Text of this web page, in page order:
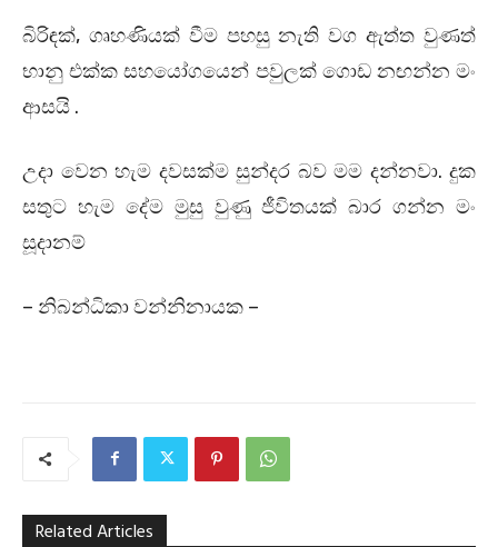
බිරිඳක්, ගෘහණියක් වීම පහසු නැති වග ඇත්ත වුණත්
භානු එක්ක සහයෝගයෙන් පවුලක් ගොඩ නඟන්න මං
ආසයි .
උදා වෙන හැම දවසක්ම සුන්දර බව මම දන්නවා. දුක
සතුට හැම දේම මුසු වුණු ජීවිතයක් බාර ගන්න මං
සූදානම්
– නිබන්ධිකා වන්නිනායක –
Related Articles